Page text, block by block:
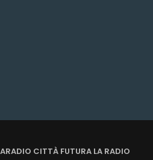
CITTÀ FUTURA LA RADIO